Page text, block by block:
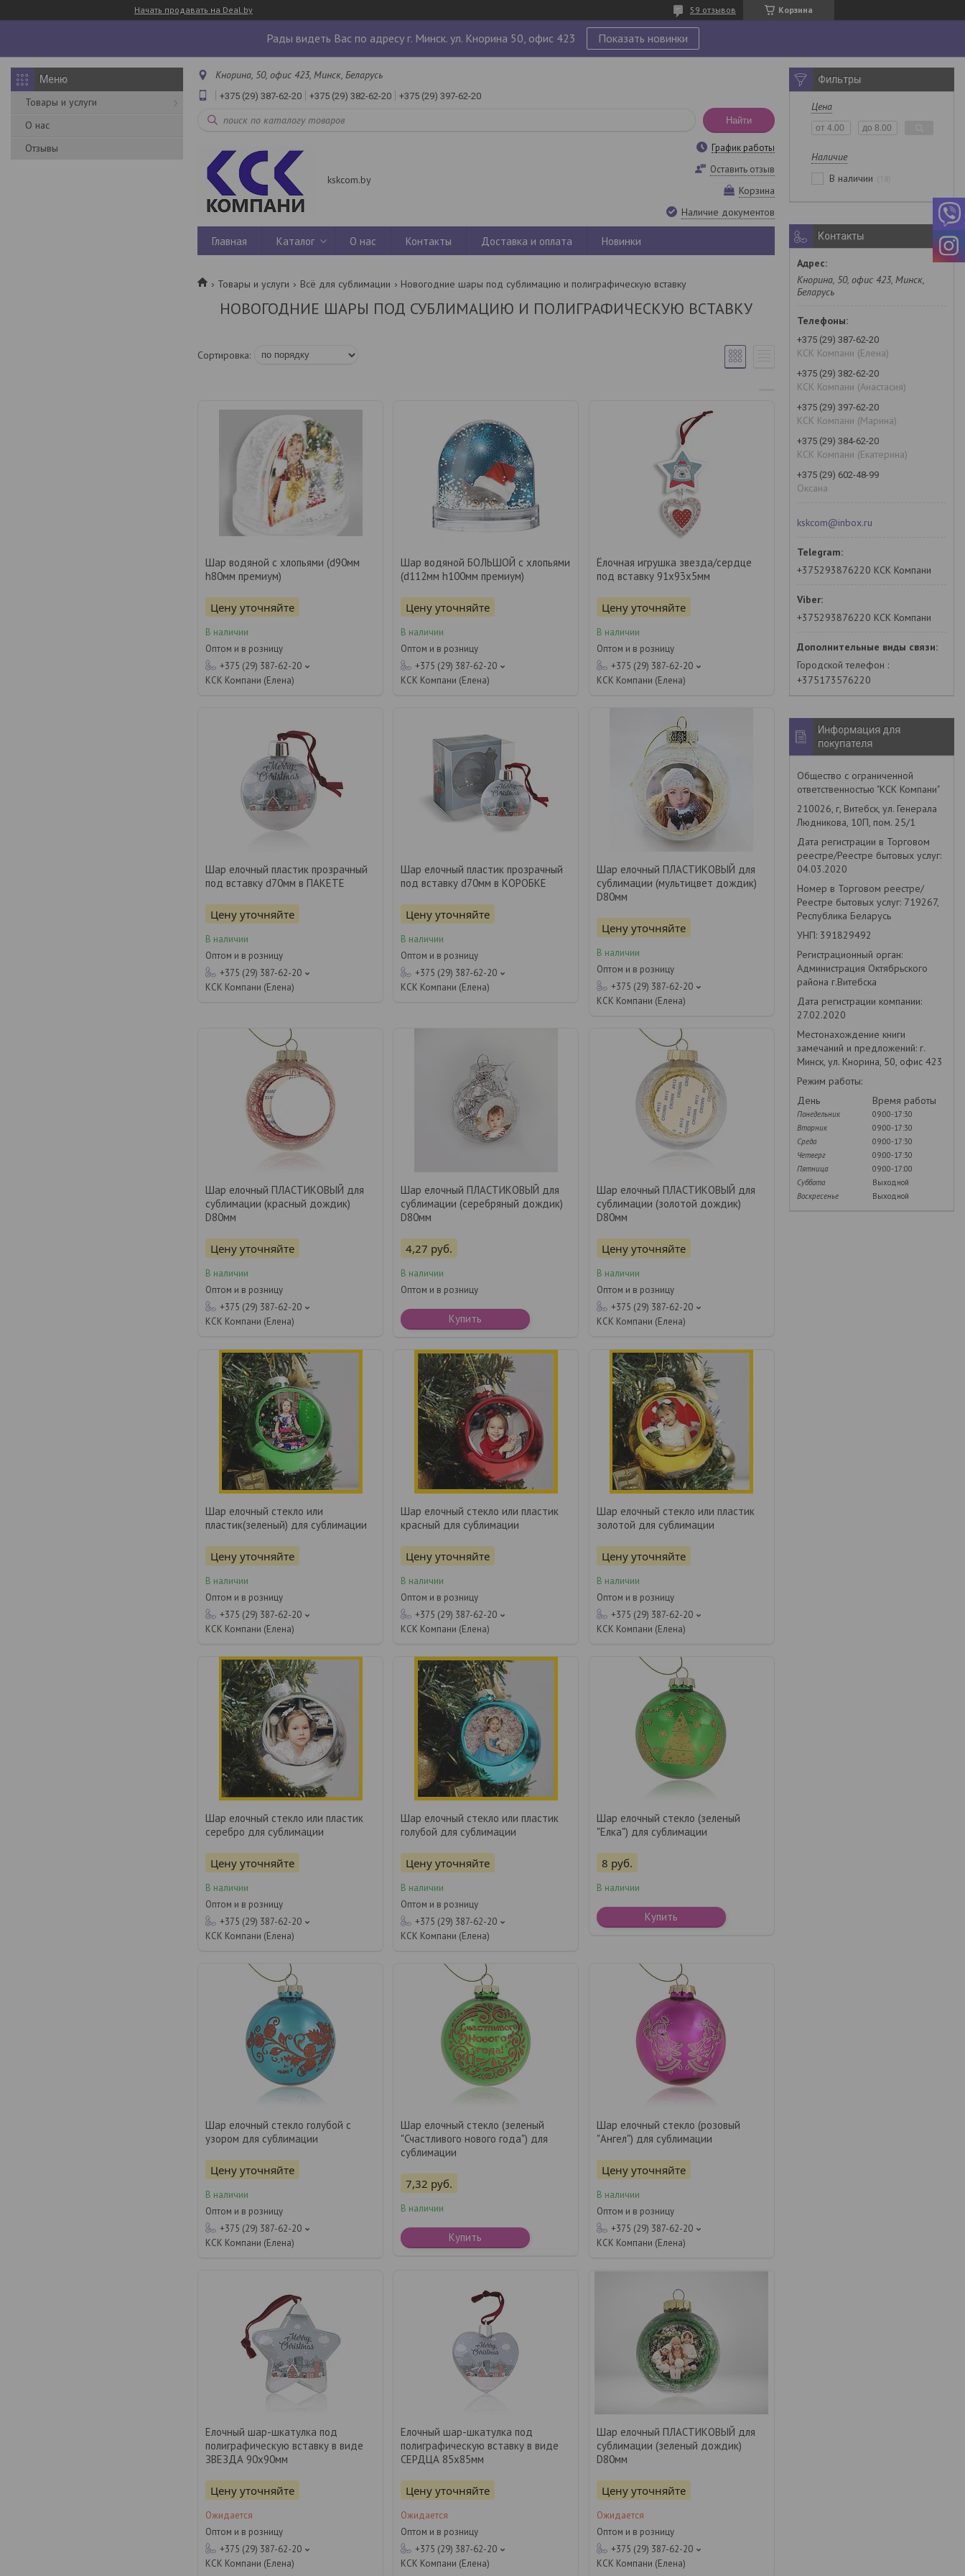
Начать продавать на Deal.by Корзина
59 отзывов
Рады видеть Вас по адресу г. Минск. ул. Кнорина 50, офис 423 Показать новинки
Товары и услуги
О нас
Отзывы
Кнорина, 50, офис 423, Минск, Беларусь
+375 (29) 387-62-20 +375 (29) 382-62-20 +375 (29) 397-62-20
Найти
kskcom.by
График работы
Оставить отзыв
Корзина
Наличие документов
Главная Каталог О нас Контакты Доставка и оплата Новинки
Товары и услуги Всё для сублимации Новогодние шары под сублимацию и полиграфическую вставку
НОВОГОДНИЕ ШАРЫ ПОД СУБЛИМАЦИЮ И ПОЛИГРАФИЧЕСКУЮ ВСТАВКУ
Шар водяной с хлопьями (d90мм
h80мм премиум)
Цену уточняйте
В наличии
Оптом и в розницу
+375 (29) 387-62-20
КСК Компани (Елена)
Шар водяной БОЛЬШОЙ с хлопьями
(d112мм h100мм премиум)
Цену уточняйте
В наличии
Оптом и в розницу
+375 (29) 387-62-20
КСК Компани (Елена)
Ёлочная игрушка звезда/сердце
под вставку 91х93х5мм
Цену уточняйте
В наличии
Оптом и в розницу
+375 (29) 387-62-20
КСК Компани (Елена)
Шар елочный пластик прозрачный
под вставку d70мм в ПАКЕТЕ
Цену уточняйте
В наличии
Оптом и в розницу
+375 (29) 387-62-20
КСК Компани (Елена)
Шар елочный пластик прозрачный
под вставку d70мм в КОРОБКЕ
Цену уточняйте
В наличии
Оптом и в розницу
+375 (29) 387-62-20
КСК Компани (Елена)
Шар елочный ПЛАСТИКОВЫЙ для
сублимации (мультицвет дождик)
D80мм
Цену уточняйте
В наличии
Оптом и в розницу
+375 (29) 387-62-20
КСК Компани (Елена)
Шар елочный ПЛАСТИКОВЫЙ для
сублимации (красный дождик)
D80мм
Цену уточняйте
В наличии
Оптом и в розницу
+375 (29) 387-62-20
КСК Компани (Елена)
Шар елочный ПЛАСТИКОВЫЙ для
сублимации (серебряный дождик)
D80мм
4,27 руб.
В наличии
Оптом и в розницу
Купить
Шар елочный ПЛАСТИКОВЫЙ для
сублимации (золотой дождик)
D80мм
Цену уточняйте
В наличии
Оптом и в розницу
+375 (29) 387-62-20
КСК Компани (Елена)
Шар елочный стекло или
пластик(зеленый) для сублимации
Цену уточняйте
В наличии
Оптом и в розницу
+375 (29) 387-62-20
КСК Компани (Елена)
Шар елочный стекло или пластик
красный для сублимации
Цену уточняйте
В наличии
Оптом и в розницу
+375 (29) 387-62-20
КСК Компани (Елена)
Шар елочный стекло или пластик
золотой для сублимации
Цену уточняйте
В наличии
Оптом и в розницу
+375 (29) 387-62-20
КСК Компани (Елена)
Шар елочный стекло или пластик
серебро для сублимации
Цену уточняйте
В наличии
Оптом и в розницу
+375 (29) 387-62-20
КСК Компани (Елена)
Шар елочный стекло или пластик
голубой для сублимации
Цену уточняйте
В наличии
Оптом и в розницу
+375 (29) 387-62-20
КСК Компани (Елена)
Шар елочный стекло (зеленый
"Елка") для сублимации
8 руб.
В наличии
Купить
Шар елочный стекло голубой с
узором для сублимации
Цену уточняйте
В наличии
Оптом и в розницу
+375 (29) 387-62-20
КСК Компани (Елена)
Шар елочный стекло (зеленый
"Счастливого нового года") для
сублимации
7,32 руб.
В наличии
Купить
Шар елочный стекло (розовый
"Ангел") для сублимации
Цену уточняйте
В наличии
Оптом и в розницу
+375 (29) 387-62-20
КСК Компани (Елена)
Елочный шар-шкатулка под
полиграфическую вставку в виде
ЗВЕЗДА 90х90мм
Цену уточняйте
Ожидается
Оптом и в розницу
+375 (29) 387-62-20
КСК Компани (Елена)
Елочный шар-шкатулка под
полиграфическую вставку в виде
СЕРДЦА 85х85мм
Цену уточняйте
Ожидается
Оптом и в розницу
+375 (29) 387-62-20
КСК Компани (Елена)
Шар елочный ПЛАСТИКОВЫЙ для
сублимации (зеленый дождик)
D80мм
Цену уточняйте
Ожидается
Оптом и в розницу
+375 (29) 387-62-20
КСК Компани (Елена)
Фильтры
Цена
Наличие
В наличии
Контакты
Кнорина, 50, офис 423, Минск,
Беларусь
+375 (29) 387-62-20
КСК Компани (Елена)
+375 (29) 382-62-20
КСК Компани (Анастасия)
+375 (29) 397-62-20
КСК Компани (Марина)
+375 (29) 384-62-20
КСК Компани (Екатерина)
+375 (29) 602-48-99
Оксана
kskcom@inbox.ru
+375293876220 КСК Компани
+375293876220 КСК Компани
Городской телефон
+375173576220
Информация для
покупателя
Общество с ограниченной
ответственностью "КСК Компани"
210026, г, Витебск, ул. Генерала
Людникова, 10П, пом. 25/1
Дата регистрации в Торговом
реестре/Реестре бытовых услуг:
04.03.2020
Номер в Торговом реестре/
Реестре бытовых услуг: 719267,
Республика Беларусь
УНП: 391829492
Регистрационный орган:
Администрация Октябрьского
района г.Витебска
Дата регистрации компании:
27.02.2020
Местонахождение книги
замечаний и предложений: г.
Минск, ул. Кнорина, 50, офис 423
Режим работы:
День
Время работы
Понедельник
09:00-17:30
Вторник
09:00-17:30
Среда
09:00-17:30
Четверг
09:00-17:30
Пятница
09:00-17:00
Суббота
Выходной
Воскресенье
Выходной